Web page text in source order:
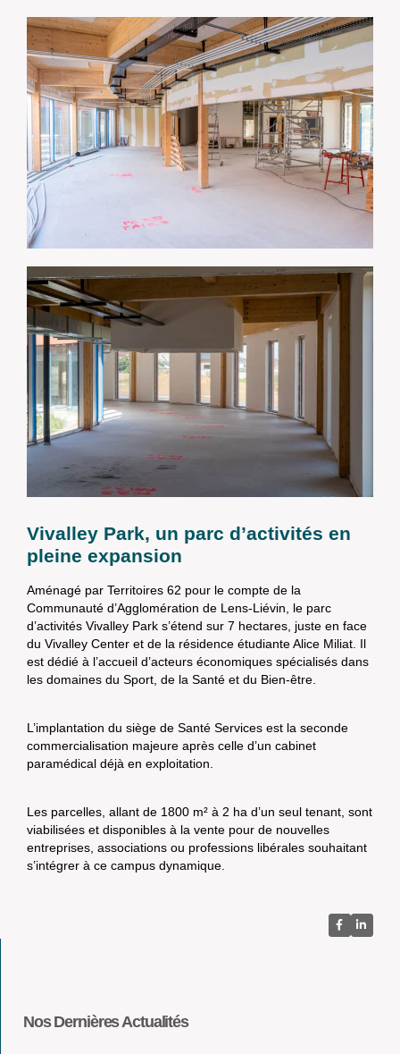
Vivalley Park, un parc d’activités en
pleine expansion
Aménagé par Territoires 62 pour le compte de la
Communauté d’Agglomération de Lens-Liévin, le parc
d’activités Vivalley Park s’étend sur 7 hectares, juste en face
du Vivalley Center et de la résidence étudiante Alice Miliat. Il
est dédié à l’accueil d’acteurs économiques spécialisés dans
les domaines du Sport, de la Santé et du Bien-être.
L’implantation du siège de Santé Services est la seconde
commercialisation majeure après celle d’un cabinet
paramédical déjà en exploitation.
Les parcelles, allant de 1800 m² à 2 ha d’un seul tenant, sont
viabilisées et disponibles à la vente pour de nouvelles
entreprises, associations ou professions libérales souhaitant
s’intégrer à ce campus dynamique.
Nos Dernières Actualités